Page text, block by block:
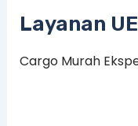
Layanan
Cargo Murah